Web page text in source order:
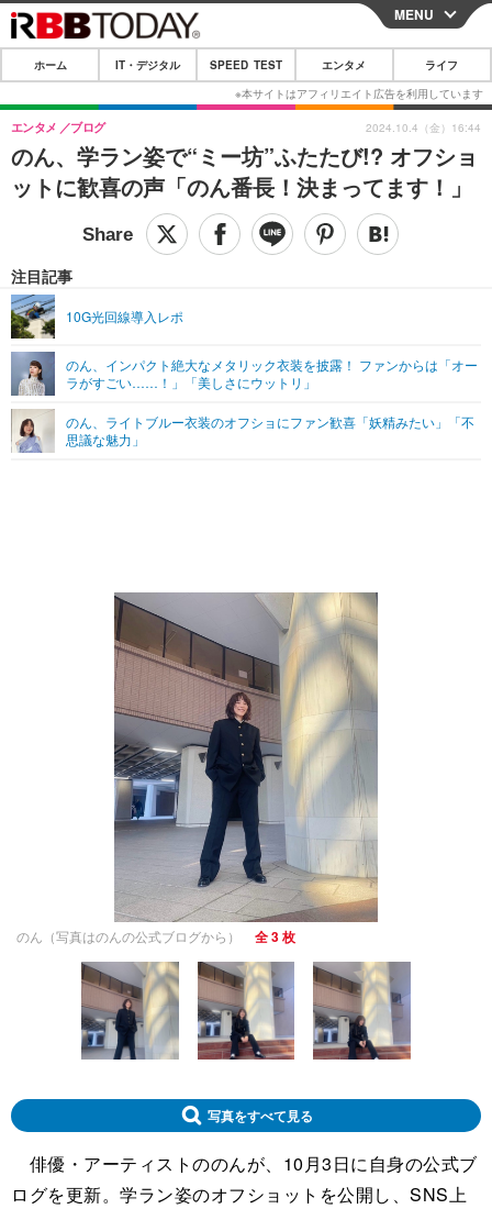
CLOSE
ホーム
IT・デジタル
IT・デジタルTOP スマートフォン
ガジェット・ツール
ショッピング その他
SPEED TEST
エンタメTOP 映画・ドラマ
グラビア
ショッピング その他
ライフTOP
その他
リリース一覧
プッシュ通知の停止方法
MENU
ホーム IT・デジタル SPEED TEST エンタメ ライフ
のん、学ラン姿で“ミー坊”ふたたび!? オフショ
ットに歓喜の声「のん番長！決まってます！」
エンタメ ブログ
注目記事
10G光回線導入レポ
のん、インパクト絶大なメタリック衣装を披露！ ファンからは「オー
ラがすごい……！」「美しさにウットリ」
のん、ライトブルー衣装のオフショにファン歓喜「妖精みたい」「不
思議な魅力」
2024.10.4（金）16:44
のん（写真はのんの公式ブログから） 全 3 枚
写真をすべて見る
俳優・アーティストののんが、10月3日に自身の公式ブ
ログを更新。学ラン姿のオフショットを公開し、SNS上